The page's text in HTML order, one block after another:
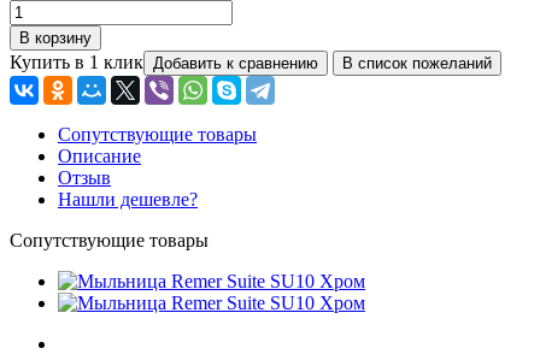
Купить в 1 клик
Сопутствующие товары
Описание
Отзыв
Нашли дешевле?
Сопутствующие товары